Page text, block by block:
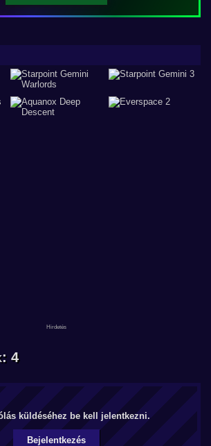
4
küldéséhez be kell jelentkezni.
Bejelentkezés